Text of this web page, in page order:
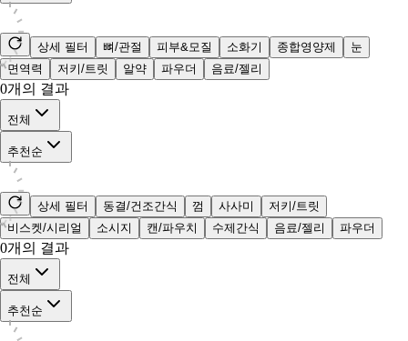
상세 필터 뼈/관절 피부&모질 소화기 종합영양제
눈
면역력
저키/트릿 알약 파우더 음료/젤리
0개의 결과
전체
추천순
상세 필터 동결/건조간식 껌 사사미
저키/트릿
비스켓/시리얼
소시지 캔/파우치 수제간식 음료/젤리 파우더
0개의 결과
전체
추천순